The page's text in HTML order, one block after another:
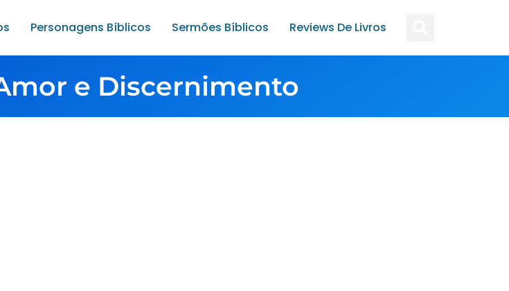
Personagens Bíblicos Sermões Bíblicos Reviews De Livros
e Discernimento